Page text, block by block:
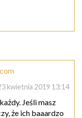
kwietnia 2019 13:14
Jeśli masz
że ich baaardzo